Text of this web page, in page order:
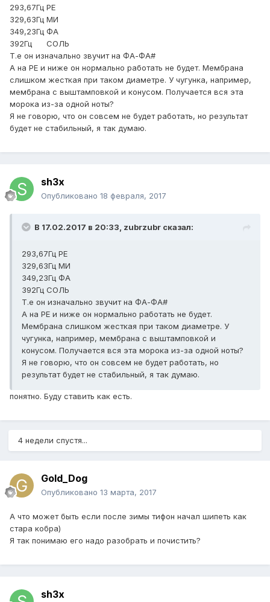
293,67Гц РЕ
329,63Гц МИ
349,23Гц ФА
392Гц СОЛЬ
Т.е он изначально звучит на ФА-ФА#
А на РЕ и ниже он нормально работать не будет. Мембрана
слишком жесткая при таком диаметре. У чугунка, например,
мембрана с выштамповкой и конусом. Получается вся эта
морока из-за одной ноты?
Я не говорю, что он совсем не будет работать, но результат
будет не стабильный, я так думаю.
sh3x
Опубликовано 18 февраля, 2017
В 17.02.2017 в 20:33, zubrzubr сказал:
293,67Гц РЕ
329,63Гц МИ
349,23Гц ФА
392Гц СОЛЬ
Т.е он изначально звучит на ФА-ФА#
А на РЕ и ниже он нормально работать не будет.
Мембрана слишком жесткая при таком диаметре. У
чугунка, например, мембрана с выштамповкой и
конусом. Получается вся эта морока из-за одной ноты?
Я не говорю, что он совсем не будет работать, но
результат будет не стабильный, я так думаю.
понятно. Буду ставить как есть.
4 недели спустя...
Gold_Dog
Опубликовано 13 марта, 2017
А что может быть если после зимы тифон начал шипеть как
стара кобра)
Я так понимаю его надо разобрать и почистить?
sh3x